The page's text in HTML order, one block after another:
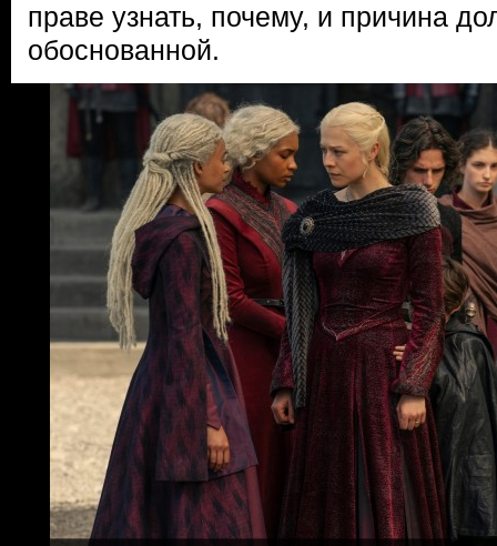
праве узнать, почему, и причина
обоснованной.